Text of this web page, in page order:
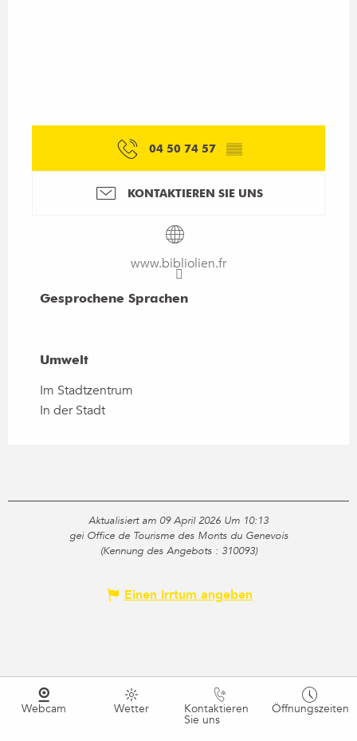
04 50 74 57 ▒▒
KONTAKTIEREN SIE UNS
www.bibliolien.fr
Gesprochene Sprachen
Gesprochene Sprachen
Umwelt
Umwelt
Im Stadtzentrum
In der Stadt
Aktualisiert am 09 April 2026 Um 10:13
gei Office de Tourisme des Monts du Genevois
(Kennung des Angebots : 310093)
Einen Irrtum angeben
Webcam Wetter Kontaktieren
Sie uns
Öffnungszeiten